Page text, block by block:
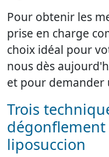
Pour obtenir les
prise en charge
choix idéal pour
nous dès
et pour demander
Trois
dégonflement
liposuccion